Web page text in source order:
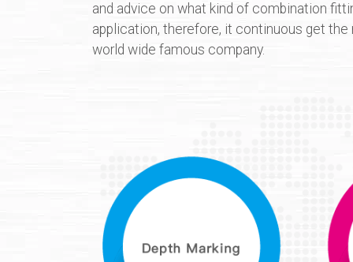
and advice on what kind of combination
application, therefore, it continuous get
world wide famous company.